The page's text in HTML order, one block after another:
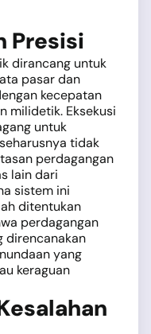
Presisi
dirancang untuk
pasar dan
kecepatan
milidetik. Eksekusi
untuk
tidak
perdagangan
lain dari
sistem ini
ditentukan
perdagangan
direncanakan
yang
keraguan